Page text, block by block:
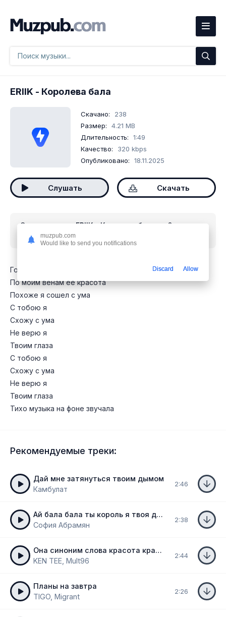
ERIIK - Королева бала
Скачано:
238
Размер:
4.21 MB
Длительность:
1:49
Качество:
320 kbps
Опубликовано:
18.11.2025
Слушать Скачать
Скачать песню ERIIK - Королева бала
mp3
бесплатно
Говорили мне не привыкай
По моим венам ее красота
Похоже я сошел с ума
С тобою я
Схожу с ума
Не верю я
Твоим глаза
С тобою я
Схожу с ума
Не верю я
Твоим глаза
Тихо музыка на фоне звучала
Рекомендуемые треки:
Дай мне затянуться твоим дымом
Камбулат
2:46
Ай бала бала ты король я твоя дама
София Абрамян
2:38
Она синоним слова красота красота
KEN TEE, Mult96
2:44
Планы на завтра
TIGO, Migrant
2:26
muzpub.com
Would like to send you notifications
Discard Allow